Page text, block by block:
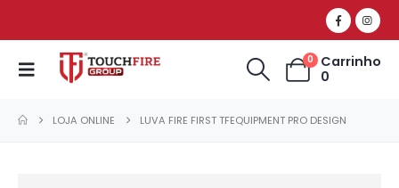
0
Carrinho
0
LOJA ONLINE LUVA FIRE FIRST TFEQUIPMENT PRO DESIGN